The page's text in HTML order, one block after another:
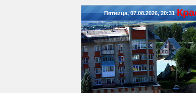
Пятница, 07.08.2026, 20:31